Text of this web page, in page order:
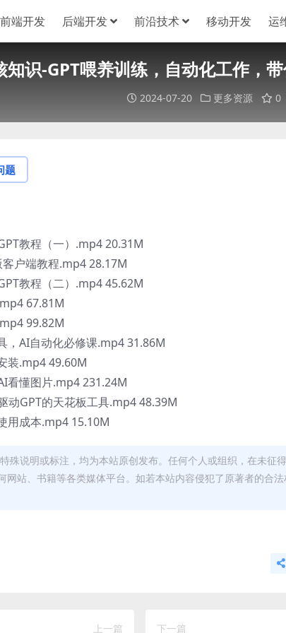
前端开发 后端开发 前沿技术 移动开发 运
识-GPT喂养训练，自动化工作，
2024-07-20 更多资源 0
题
教程（一）.mp4 20.31M
户端教程.mp4 28.17M
教程（二）.mp4 45.62M
67.81M
99.82M
，AI自动化必修课.mp4 31.86M
装.mp4 49.60M
看懂图片.mp4 231.24M
动GPT的天花板工具.mp4 48.39M
用成本.mp4 15.10M
殊说明或标注，均为本站原创发布。任何个人或组织，在未征
网站、书籍等各类媒体平台。如若本站内容侵犯了原著者的合
上一篇 下一篇